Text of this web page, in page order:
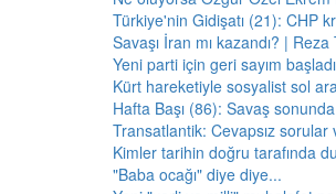
Türkiye'nin Gidişatı (21): CHP
Savaşı İran mı kazandı? |
Yeni parti için geri sayım başladı
Kürt hareketiyle sosyalist sol
Hafta Başı (86): Savaş
Transatlantik: Cevapsız
Kimler tarihin doğru tarafında
"Baba ocağı" diye diye...